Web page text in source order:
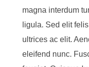
magna interdum
ligula. Sed elit
ultrices ac elit.
eleifend nunc.